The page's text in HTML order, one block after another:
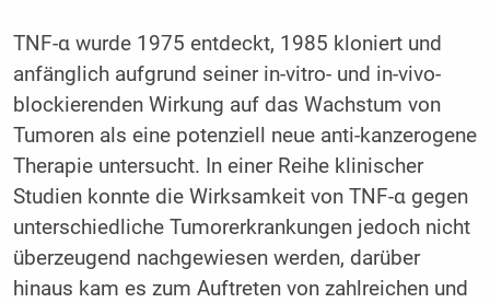
TNF-α wurde 1975 entdeckt, 1985 kloniert und
anfänglich aufgrund seiner in-vitro- und in-vivo-
blockierenden Wirkung auf das Wachstum von
Tumoren als eine potenziell neue anti-kanzerogene
Therapie untersucht. In einer Reihe klinischer
Studien konnte die Wirksamkeit von TNF-α gegen
unterschiedliche Tumorerkrankungen jedoch nicht
überzeugend nachgewiesen werden, darüber
hinaus kam es zum Auftreten von zahlreichen und